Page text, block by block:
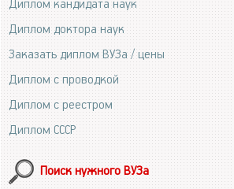
Диплом кандидата наук
Диплом доктора наук
Заказать диплом ВУЗа / цены
Диплом с проводкой
Диплом с реестром
Диплом СССР
Поиск нужного ВУЗа